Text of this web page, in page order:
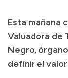
Esta mañana
Valuadora de
Negro,
definir el